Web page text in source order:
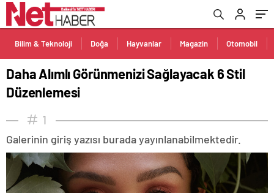
Bilim & Teknoloji Doğa Hayvanlar Magazin Otomobil
Daha Alımlı Görünmenizi Sağlayacak 6 Stil
Düzenlemesi
1
Galerinin giriş yazısı burada yayınlanabilmektedir.